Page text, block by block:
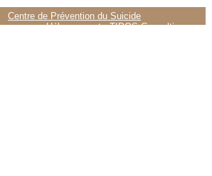
Centre de Prévention du Suicide
Hébergement :TIPOS Consulting